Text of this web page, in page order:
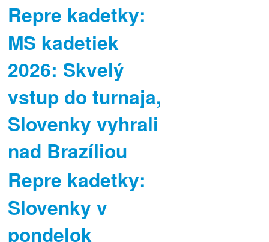
Repre kadetky:
MS kadetiek
2026: Skvelý
vstup do turnaja,
Slovenky vyhrali
nad Brazíliou
Repre kadetky:
Slovenky v
pondelok